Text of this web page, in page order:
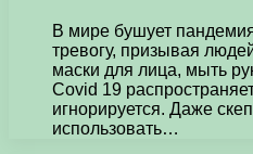
В мире бушует
тревогу, призывая
маски для лица, мыть
Covid 19
игнорируется. Даже
использовать…